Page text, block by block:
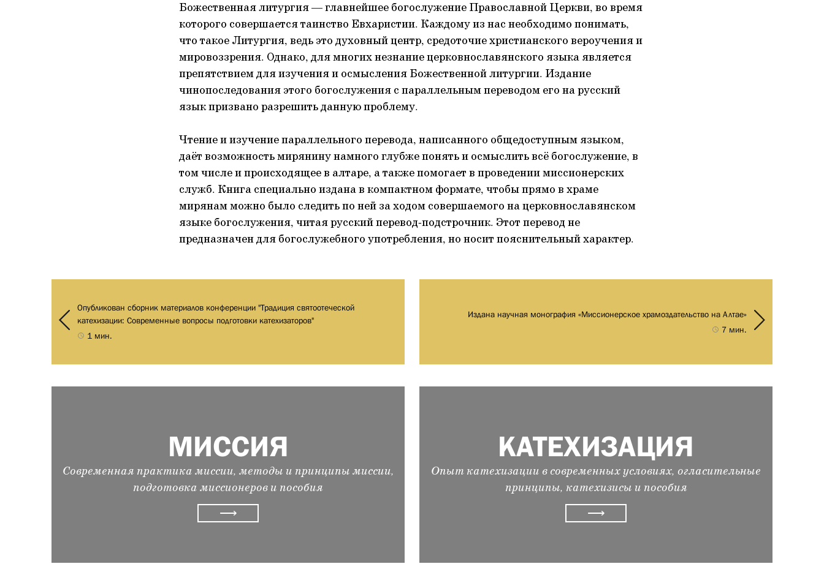
Божественная литургия — главнейшее богослужение Православной Церкви, во время
которого совершается таинство Евхаристии. Каждому из нас необходимо понимать,
что такое Литургия, ведь это духовный центр, средоточие христианского вероучения и
мировоззрения. Однако, для многих незнание церковнославянского языка является
препятствием для изучения и осмысления Божественной литургии. Издание
чинопоследования этого богослужения с параллельным переводом его на русский
язык призвано разрешить данную проблему.
Чтение и изучение параллельного перевода, написанного общедоступным языком,
даёт возможность мирянину намного глубже понять и осмыслить всё богослужение, в
том числе и происходящее в алтаре, а также помогает в проведении миссионерских
служб. Книга специально издана в компактном формате, чтобы прямо в храме
мирянам можно было следить по ней за ходом совершаемого на церковнославянском
языке богослужения, читая русский перевод-подстрочник. Этот перевод не
предназначен для богослужебного употребления, но носит пояснительный характер.
Опубликован сборник материалов конференции "Традиция святоотеческой
катехизации: Современные вопросы подготовки катехизаторов"
1 мин.
Издана научная монография «Миссионерское храмоздательство на Алтае»
7 мин.
МИССИЯ
Современная практика миссии, методы и принципы миссии,
подготовка миссионеров и пособия
⟶
КАТЕХИЗАЦИЯ
Опыт катехизации в современных условиях, огласительные
принципы, катехизисы и пособия
⟶